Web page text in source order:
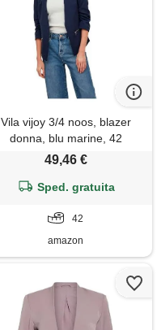
Vila vijoy 3/4 noos, blazer
donna, blu marine, 42
49,46 €
Sped. gratuita
42
amazon